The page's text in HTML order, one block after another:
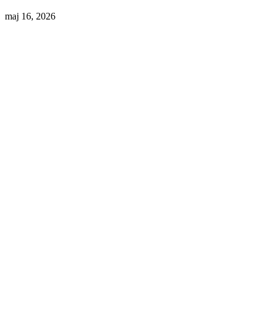
maj 16, 2026